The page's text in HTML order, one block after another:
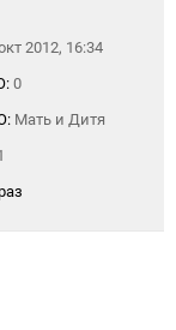
2012, 16:34
0
Мать и Дитя